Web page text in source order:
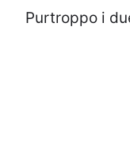
Purtroppo i